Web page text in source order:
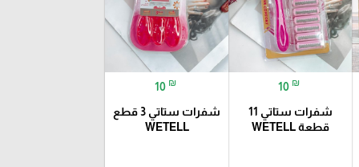
10 ₪
شفرات ستاتي 11
قطعة WETELL
10 ₪
شفرات ستاتي 3 قطع
WETELL